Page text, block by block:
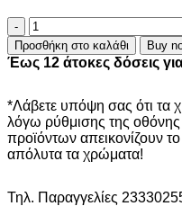
Χαλί
Avanos
8866
BLACK
200
x
200
cm
Προσθήκη στο καλάθι Buy
Έως 12 άτοκες δόσεις
*Λάβετε υπόψη σας ότι τα
λόγω ρύθμισης της
προϊόντων απεικονίζουν
απόλυτα τα χρώματα!
Τηλ. Παραγγελίες